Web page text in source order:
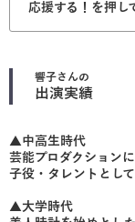
応援する！を押
響子さんの
出演実績
▲中高生時代
芸能プロダクションに
子役・タレントとして
▲大学時代